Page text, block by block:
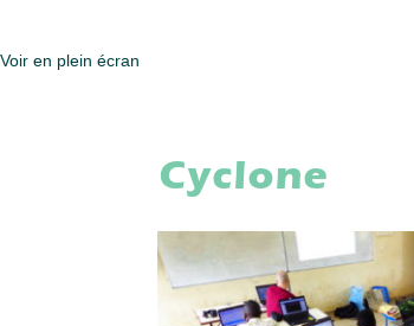
Voir en plein écran
Cyclone